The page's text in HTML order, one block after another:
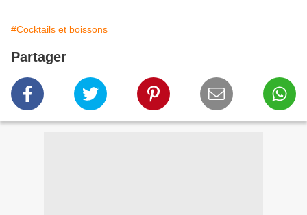
#Cocktails et boissons
Partager